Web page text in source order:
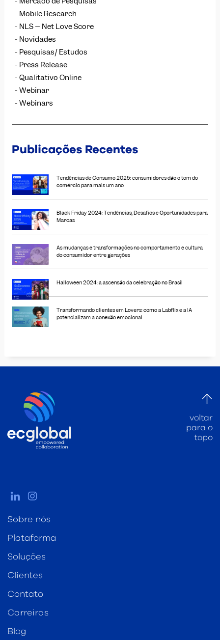
Mobile Research
NLS – Net Love Score
Novidades
Pesquisas/ Estudos
Press Release
Qualitativo Online
Webinar
Webinars
Publicações Recentes
Tendências de Consumo 2025: consumidores dão o tom do
comércio para mais um ano
Black Friday 2024: Tendências, Desafios e Oportunidades para
Marcas
As mudanças e transformações no comportamento e cultura
do consumidor entre gerações
Halloween 2024: a ascensão da celebração no Brasil
Transformando clientes em Lovers: como a Labflix e a IA
potencializam a conexão emocional
voltar
para o
topo
Sobre nós
Plataforma
Soluções
Clientes
Contato
Carreiras
Blog